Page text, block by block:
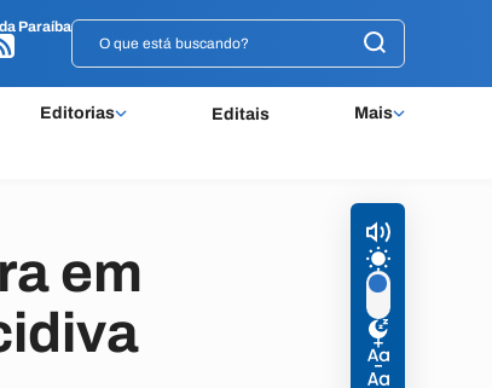
Paraíba
Editorias Editais Mais
Paraíba
em